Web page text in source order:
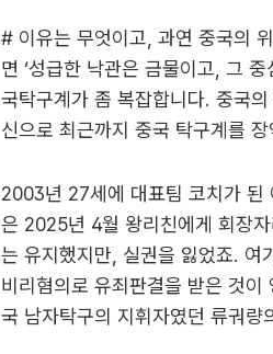
# 이유는 무엇이고, 과연 중국의
면 ‘성급한 낙관은 금물이고, 그
국탁구계가 좀 복잡합니다. 중국
신으로 최근까지 중국 탁구계를
2003년 27세에 대표팀 코치가 된
은 2025년 4월 왕리친에게 회장
는 유지했지만, 실권을 잃었죠. 여
비리혐의로 유죄판결을 받은 것
국 남자탁구의 지휘자였던 류궈량